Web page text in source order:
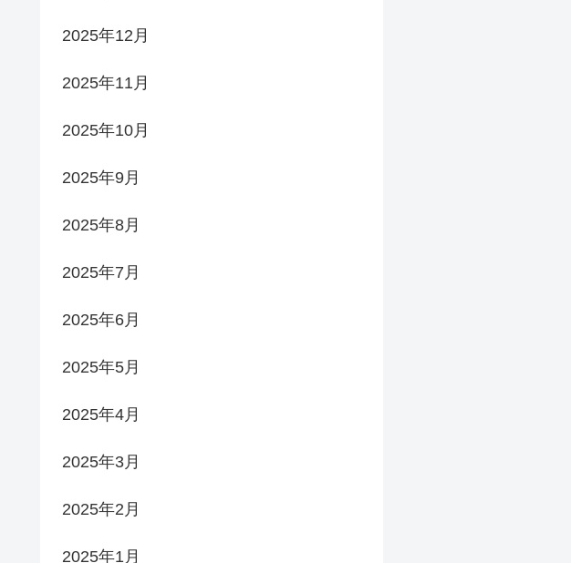
2025年12月
2025年11月
2025年10月
2025年9月
2025年8月
2025年7月
2025年6月
2025年5月
2025年4月
2025年3月
2025年2月
2025年1月